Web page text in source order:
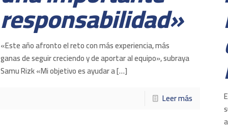
responsabilidad»
«Este año afronto el reto con más experiencia, más
ganas de seguir creciendo y de aportar al equipo», subraya
Samu Rizk «Mi objetivo es ayudar a[…]
Leer más